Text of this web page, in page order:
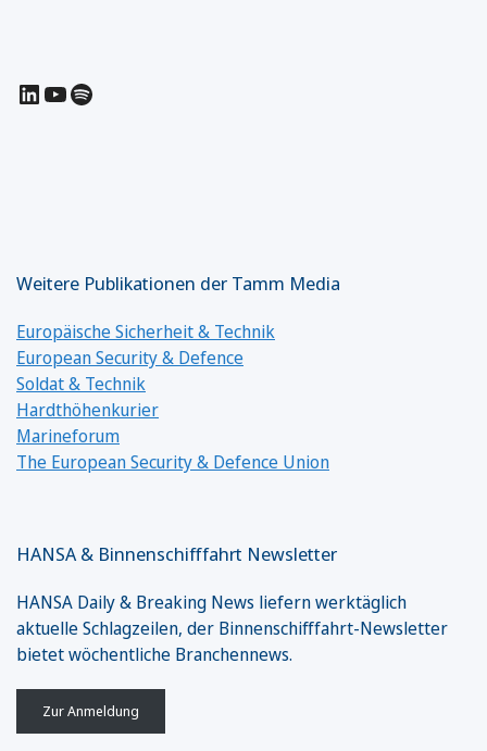
LinkedIn
YouTube
Spotify
Weitere Publikationen der Tamm Media
Europäische Sicherheit & Technik
European Security & Defence
Soldat & Technik
Hardthöhenkurier
Marineforum
The European Security & Defence Union
HANSA & Binnenschifffahrt Newsletter
HANSA Daily & Breaking News liefern werktäglich
aktuelle Schlagzeilen, der Binnenschifffahrt-Newsletter
bietet wöchentliche Branchennews.
Zur Anmeldung